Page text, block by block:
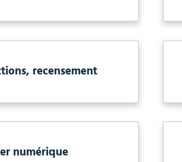
recensement
numérique